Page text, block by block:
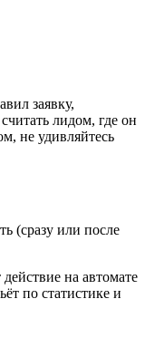
заявку,
лидом, где он
не удивляйтесь
(сразу или после
на автомате
по статистике и